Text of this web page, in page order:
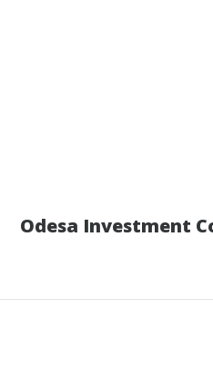
Odesa Investment